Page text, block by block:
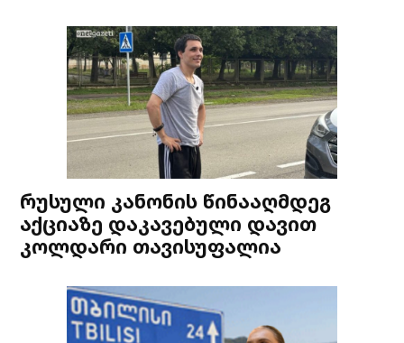
რუსული კანონის წინააღმდეგ
აქციაზე დაკავებული დავით
კოლდარი თავისუფალია